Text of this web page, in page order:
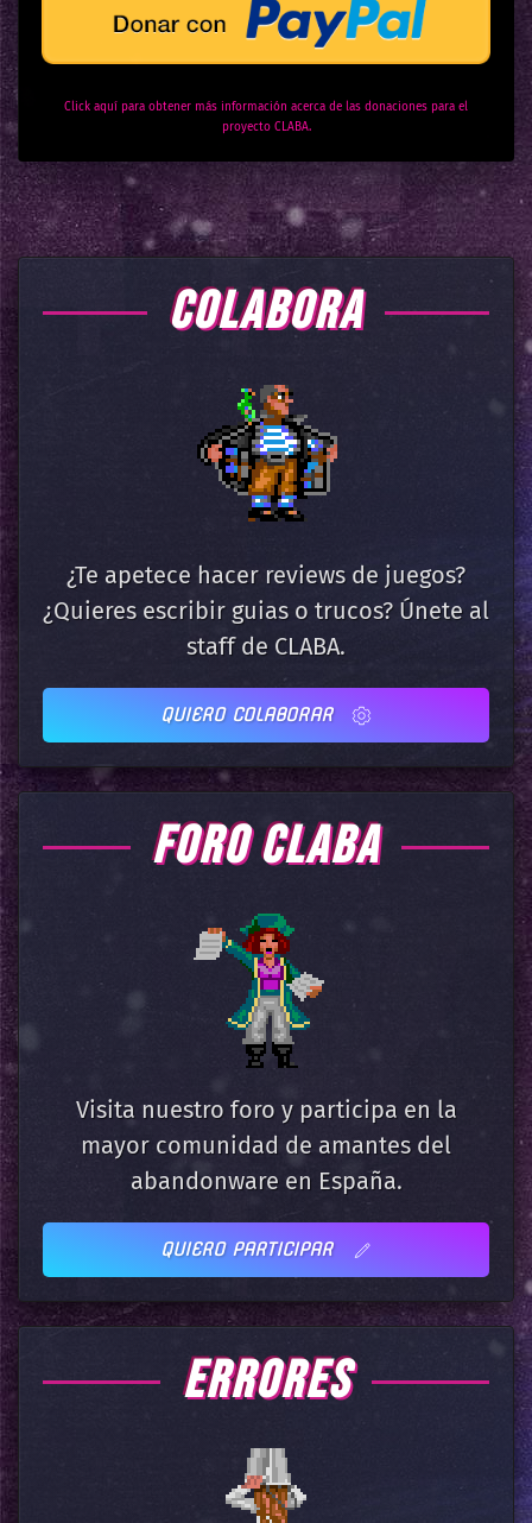
Click aquí para obtener más información acerca de las donaciones para el
proyecto CLABA.
COLABORA
¿Te apetece hacer reviews de juegos?
¿Quieres escribir guias o trucos? Únete al
staff de CLABA.
QUIERO COLABORAR
FORO CLABA
Visita nuestro foro y participa en la
mayor comunidad de amantes del
abandonware en España.
QUIERO PARTICIPAR
ERRORES